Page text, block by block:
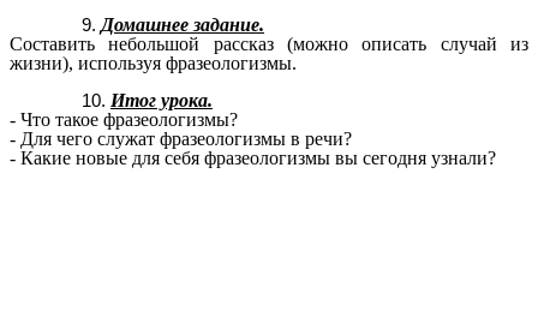
Домашнее задание.
Составить небольшой рассказ (можно описать случай из
жизни), используя фразеологизмы.
Итог урока.
- Что такое фразеологизмы?
- Для чего служат фразеологизмы в речи?
- Какие новые для себя фразеологизмы вы сегодня узнали?